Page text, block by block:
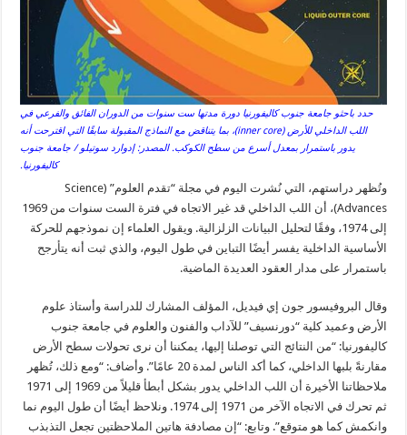
حدد باحثو جامعة جنوب كاليفورنيا دورة مدتها ست سنوات من الدوران الفائق والفرعي في
اللب الداخلي للأرض (inner core)، بما يتناقض مع النماذج المقبولة سابقًا التي اقترحت أنه
يدور باستمرار بمعدل أسرع من سطح الكوكب. المصدر: إدوارد سوتيلو / جامعة جنوب
كاليفورنيا.
وتُظهر دراستهم، التي نُشرت اليوم في مجلة “تقدم العلوم” (Science
Advances)، أن اللب الداخلي قد غير الاتجاه في فترة الست سنوات من 1969
إلى 1974، وفقًا لتحليل البيانات الزلزالية. ويقول العلماء إن نموذجهم للحركة
الأساسية الداخلية يفسر أيضًا التباين في طول اليوم، والذي ثبت أنه يتأرجح
باستمرار على مدار العقود العديدة الماضية.
وقال البروفيسور جون إي فيديل، المؤلف المشارك للدراسة وأستاذ علوم
الأرض وعميد كلية “دورنسيف” للآداب والفنون والعلوم في جامعة جنوب
كاليفورنيا: “من النتائج التي توصلنا إليها، يمكننا أن نرى تحولات سطح الأرض
مقارنةً بلبها الداخلي، كما أكد الناس لمدة 20 عامًا”. وأضاف: “ومع ذلك، تُظهر
ملاحظاتنا الأخيرة أن اللب الداخلي يدور بشكل أبطأ قليلاً من 1969 إلى 1971
ثم تحرك في الاتجاه الآخر من 1971 إلى 1974. ونلاحظ أيضًا أن طول اليوم نما
وانكمش كما هو متوقع”. وتابع: “إن مصادفة هاتين الملاحظتين تجعل التذبذب